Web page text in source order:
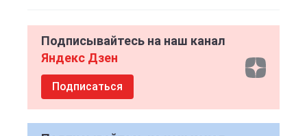
Подписывайтесь на наш канал
Яндекс Дзен
Подписаться